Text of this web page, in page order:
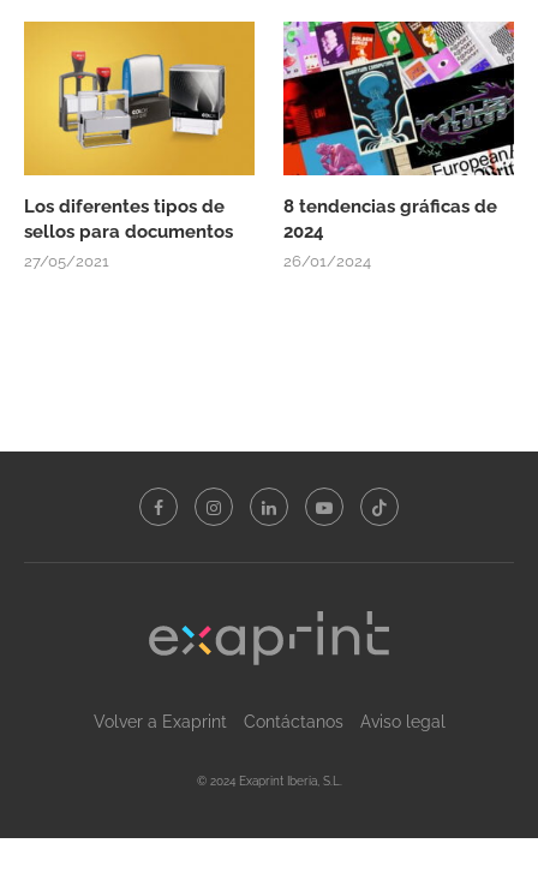
Los diferentes tipos de
sellos para documentos
27/05/2021
8 tendencias gráficas de
2024
26/01/2024
Volver a Exaprint Contáctanos Aviso legal
© 2024 Exaprint Iberia, S.L.